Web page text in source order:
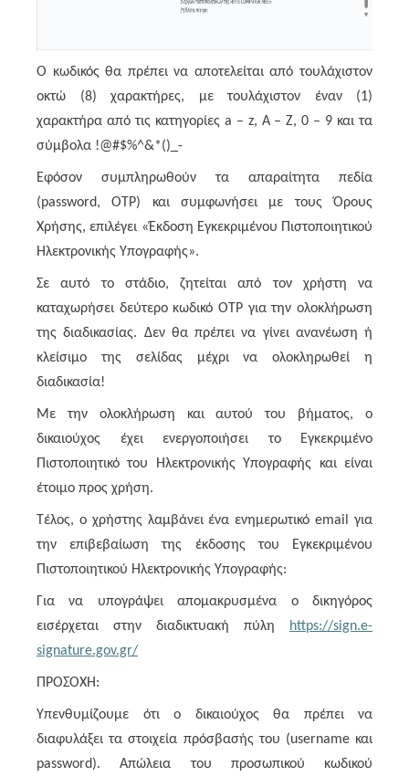
Ο κωδικός θα πρέπει να αποτελείται από τουλάχιστον
οκτώ (8) χαρακτήρες, με τουλάχιστον έναν (1)
χαρακτήρα από τις κατηγορίες a – z, A – Z, 0 – 9 και τα
σύμβολα !@#$%^&*()_-
Εφόσον συμπληρωθούν τα απαραίτητα πεδία
(password, OTP) και συμφωνήσει με τους Όρους
Χρήσης, επιλέγει «Έκδοση Εγκεκριμένου Πιστοποιητικού
Ηλεκτρονικής Υπογραφής».
Σε αυτό το στάδιο, ζητείται από τον χρήστη να
καταχωρήσει δεύτερο κωδικό ΟΤΡ για την ολοκλήρωση
της διαδικασίας. Δεν θα πρέπει να γίνει ανανέωση ή
κλείσιμο της σελίδας μέχρι να ολοκληρωθεί η
διαδικασία!
Με την ολοκλήρωση και αυτού του βήματος, ο
δικαιούχος έχει ενεργοποιήσει το Εγκεκριμένο
Πιστοποιητικό του Ηλεκτρονικής Υπογραφής και είναι
έτοιμο προς χρήση.
Τέλος, ο χρήστης λαμβάνει ένα ενημερωτικό email για
την επιβεβαίωση της έκδοσης του Εγκεκριμένου
Πιστοποιητικού Ηλεκτρονικής Υπογραφής:
Για να υπογράψει απομακρυσμένα ο δικηγόρος
εισέρχεται στην διαδικτυακή πύλη
https://sign.e-
signature.gov.gr/
ΠΡΟΣΟΧΗ:
Υπενθυμίζουμε ότι ο δικαιούχος θα πρέπει να
διαφυλάξει τα στοιχεία πρόσβασής του (username και
password). Απώλεια του προσωπικού κωδικού